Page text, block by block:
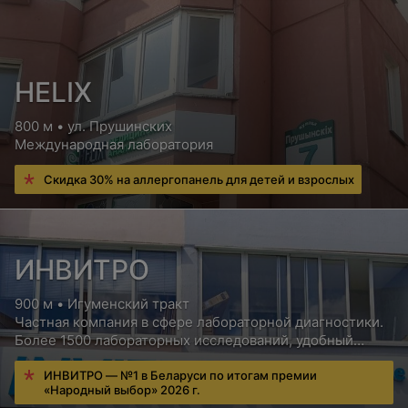
Цена по запросу
Лечение кариеса и пульпита (терапевтическая
стоматология)
Стоматологическое обследование при
первичном обращении
Цена по запросу
Стоматологическое обследование с выдачей
консультативного заключения
Цена по запросу
Динамическое наблюдение в процессе лечения
HELIX
800 м • ул. Прушинских
Международная лаборатория
Скидка 30% на аллергопанель для детей и взрослых
ИНВИТРО
900 м • Игуменский тракт
Частная компания в сфере лабораторной диагностики.
Более 1500 лабораторных исследований, удобный
сервис для пациентов, бесплатная консультация врача
ИНВИТРО — №1 в Беларуси по итогам премии
«Народный выбор» 2026 г.